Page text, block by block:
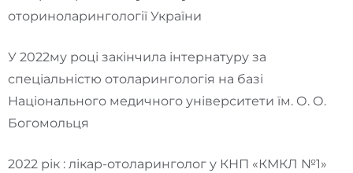
оториноларингології України
У 2022му році закінчила інтернатуру за
спеціальністю отоларингологія на базі
Національного медичного університети їм. О. О.
Богомольця
2022 рік : лікар-отоларинголог у КНП «КМКЛ №1»